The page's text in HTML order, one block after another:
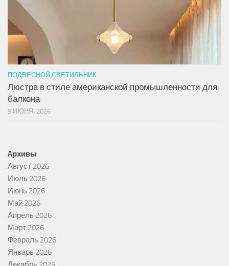
ПОДВЕСНОЙ СВЕТИЛЬНИК
Люстра в стиле американской промышленности для
балкона
9 ИЮНЯ, 2026
Aрхивы
Август 2026
Июль 2026
Июнь 2026
Май 2026
Апрель 2026
Март 2026
Февраль 2026
Январь 2026